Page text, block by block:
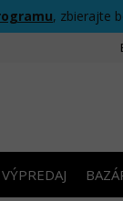
, zbierajte
FORMULÁR PRE